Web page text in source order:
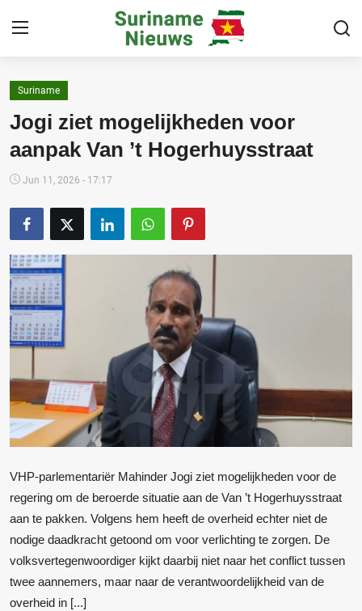
Home
Suriname
Buitenland
Sport
Cultuur & Media
Deals!
Over
Suriname
Jogi ziet mogelijkheden voor
aanpak Van ’t Hogerhuysstraat
Jun 11, 2026 - 17:17
VHP-parlementariër Mahinder Jogi ziet mogelijkheden voor de
regering om de beroerde situatie aan de Van ’t Hogerhuysstraat
aan te pakken. Volgens hem heeft de overheid echter niet de
nodige daadkracht getoond om voor verlichting te zorgen. De
volksvertegenwoordiger kijkt daarbij niet naar het conflict tussen
twee aannemers, maar naar de verantwoordelijkheid van de
overheid in [...]